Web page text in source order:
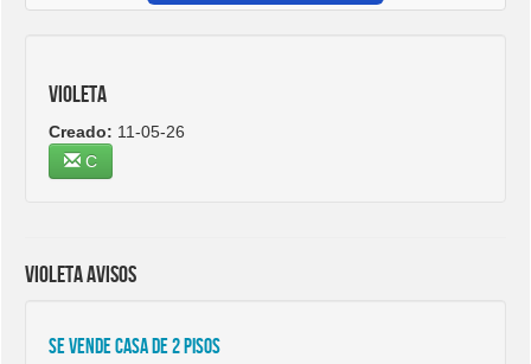
Violeta
Creado: 11-05-26
C
Violeta avisos
Se vende casa de 2 pisos